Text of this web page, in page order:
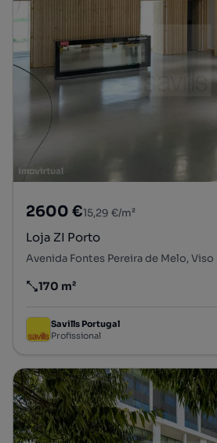
2600 €15,29 €/m²
Loja ZI Porto
Preço por metro quadrado
170 m²
Savills Portugal
Profissional